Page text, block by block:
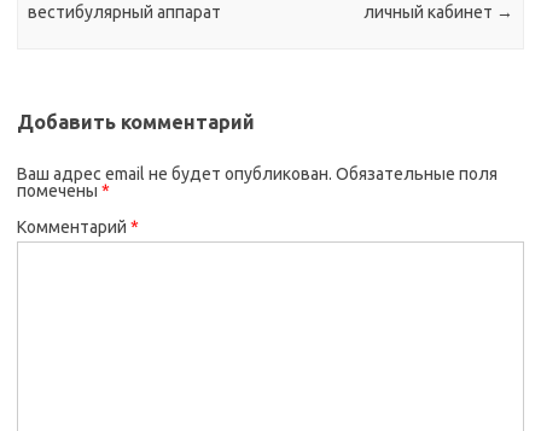
вестибулярный аппарат
личный кабинет →
Добавить комментарий
Ваш адрес email не будет опубликован. Обязательные поля
помечены *
Комментарий *